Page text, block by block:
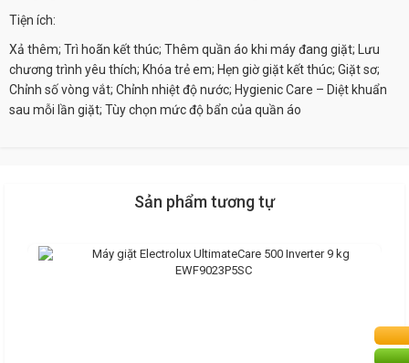
Tiện ích:
Xả thêm; Trì hoãn kết thúc; Thêm quần áo khi máy đang giặt; Lưu
chương trình yêu thích; Khóa trẻ em; Hẹn giờ giặt kết thúc; Giặt sơ;
Chỉnh số vòng vắt; Chỉnh nhiệt độ nước; Hygienic Care – Diệt khuẩn
sau mỗi lần giặt; Tùy chọn mức độ bẩn của quần áo
Sản phẩm tương tự